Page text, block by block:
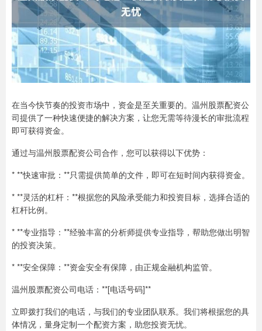
在当今快节奏的投资市场中，资金是至关重要的。温州股票配资公
司提供了一种快速便捷的解决方案，让您无需等待漫长的审批流程
即可获得资金。
通过与温州股票配资公司合作，您可以获得以下优势：
* **快速审批：**只需提供简单的文件，即可在短时间内获得资金。
* **灵活的杠杆：**根据您的风险承受能力和投资目标，选择合适的
杠杆比例。
* **专业指导：**经验丰富的分析师提供专业指导，帮助您做出明智
的投资决策。
* **安全保障：**资金安全有保障，由正规金融机构监管。
温州股票配资公司电话：**[电话号码]**
立即拨打我们的电话，与我们的专业团队联系。我们将根据您的具
体情况，量身定制一个配资方案，助您投资无忧。